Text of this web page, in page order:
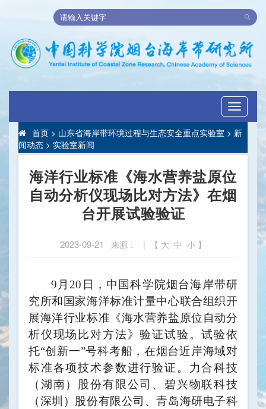
Toggle
首页 > 山东省海岸带环境过程与生态安全重点实验室 > 新
闻动态 > 实验室新闻
海洋行业标准《海水营养盐原位
自动分析仪现场比对方法》在烟
台开展试验验证
2023-09-21 来源： | 【 大 中 小 】
9月20日，中国科学院烟台海岸带研
究所和国家海洋标准计量中心联合组织开
展海洋行业标准《海水营养盐原位自动分
析仪现场比对方法》验证试验。试验依
托“创新一”号科考船，在烟台近岸海域对
标准各项技术参数进行验证。力合科技
（湖南）股份有限公司、碧兴物联科技
（深圳）股份有限公司、青岛海研电子科